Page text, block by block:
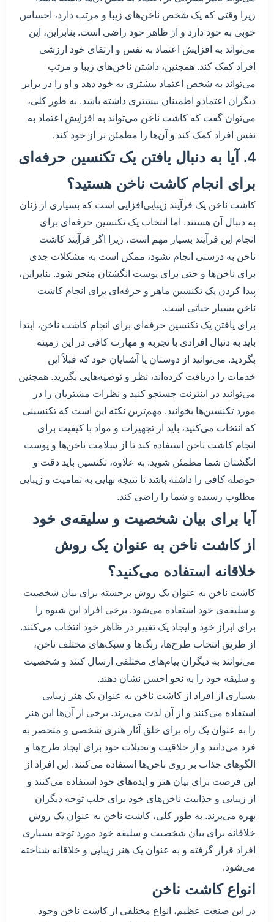
زیرا وقتی که یک شخص ناخن‌های زیبا و مرتب دارد، احساس
خوبی به خود دارد و از ظاهر خود راضی است. بنابراین، این
می‌تواند به افزایش اعتماد به نفس و ارتقای خود ارزشی
افراد کمک کند. همچنین، داشتن ناخن‌های زیبا و مرتب
می‌تواند به شخص اعتماد بیشتری به خود دهد و او را در برابر
دیگران اعتمادو اطمینان بیشتری داشته باشد. به طور کلی،
می‌توان گفت که کاشت ناخن می‌تواند به افزایش اعتماد به
نفس افراد کمک کند و آن‌ها را مطمئن تر از خود کند.
4. آیا به دنبال یافتن یک تکنسین حرفه‌ای
برای انجام کاشت ناخن هستید؟
کاشت ناخن یک فرآیند زیبایی‌افزایی است که بسیاری از زنان
به دنبال آن هستند. اما انتخاب یک تکنسین حرفه‌ای برای
انجام این فرآیند بسیار مهم است، زیرا اگر فرآیند کاشت
ناخن به درستی انجام نشود، ممکن است به مشکلات جدی
برای ناخن‌ها و حتی برای پوست انگشتان منجر شود. بنابراین،
پیدا کردن یک تکنسین ماهر و حرفه‌ای برای انجام کاشت
ناخن بسیار حیاتی است.
برای یافتن یک تکنسین حرفه‌ای برای انجام کاشت ناخن، ابتدا
باید به دنبال افرادی با تجربه و مهارت کافی در این زمینه
بگردید. می‌توانید از دوستان یا آشنایان خود که قبلاً این
خدمات را دریافت کرده‌اند، نظر و توصیه‌‌هایی بگیرید. همچنین
می‌توانید در اینترنت جستجو کنید و نظرات مشتریان را در
مورد تکنسین‌ها بخوانید. مهم‌ترین نکته این است که تکنسینی
که انتخاب می‌کنید، باید از تجهیزات و مواد با کیفیت برای
انجام کاشت ناخن استفاده کند تا از سلامت ناخن‌ها و پوست
انگشتان شما مطمئن شوید. به علاوه، تکنسین باید دقت و
حوصله کافی را داشته باشد تا نتیجه نهایی به تمامیت و زیبایی
مطلوب رسیده و شما را راضی کند.
آیا برای بیان شخصیت و سلیقه‌ی خود
از کاشت ناخن به عنوان یک روش
خلاقانه استفاده می‌کنید؟
کاشت ناخن به عنوان یک روش برجسته برای بیان شخصیت
و سلیقه‌ی خود استفاده می‌شود. برخی افراد این شیوه را
برای ابراز خود و ایجاد یک تغییر در ظاهر خود انتخاب می‌کنند.
از طریق انتخاب طرح‌ها، رنگ‌ها و سبک‌های مختلف ناخن،
می‌توانند به دیگران پیام‌های مختلفی ارسال کنند و شخصیت
و سلیقه خود را به نحو احسن نشان دهند.
بسیاری از افراد از کاشت ناخن به عنوان یک هنر زیبایی
استفاده می‌کنند و از آن لذت می‌برند. برخی از آن‌ها این هنر
را به عنوان یک راه برای خلق آثار هنری شخصی و منحصر به
فرد می‌دانند و از خلاقیت و تخیلات خود برای ایجاد طرح‌ها و
الگوهای جذاب بر روی ناخن‌ها استفاده می‌کنند. این افراد از
این فرصت برای بیان هنر و ایده‌های خود استفاده می‌کنند و
از زیبایی و جذابیت ناخن‌های خود برای جلب توجه دیگران
بهره می‌برند. به طور کلی، کاشت ناخن به عنوان یک روش
خلاقانه برای بیان شخصیت و سلیقه خود مورد توجه بسیاری
افراد قرار گرفته و به عنوان یک هنر زیبایی و خلاقانه شناخته
می‌شود.
انواع کاشت ناخن
در این صنعت عظیم، انواع مختلفی از کاشت ناخن وجود